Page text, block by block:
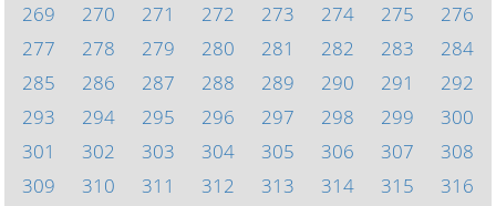
269
270 271 272 273 274 275
276
277
278 279 280 281 282 283
284
285
286 287 288 289 290 291
292
293
294 295 296 297 298 299
300
301
302 303 304 305 306 307
308
309
310 311 312 313 314 315
316